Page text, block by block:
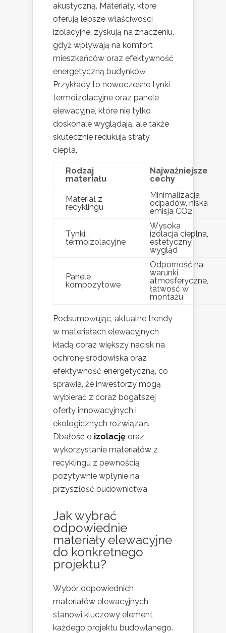
akustyczną. Materiały, które
oferują lepsze właściwości
izolacyjne, zyskują na znaczeniu,
gdyż wpływają na komfort
mieszkańców oraz efektywność
energetyczną budynków.
Przykłady to nowoczesne tynki
termoizolacyjne oraz panele
elewacyjne, które nie tylko
doskonale wyglądają, ale także
skutecznie redukują straty
ciepła.
Rodzaj
materiału
Najważniejsze
cechy
Materiał z
recyklingu
Minimalizacja
odpadów, niska
emisja CO2
Tynki
termoizolacyjne
Wysoka
izolacja cieplna,
estetyczny
wygląd
Panele
kompozytowe
Odporność na
warunki
atmosferyczne,
łatwość w
montażu
Podsumowując, aktualne trendy
w materiałach elewacyjnych
kładą coraz większy nacisk na
ochronę środowiska oraz
efektywność energetyczną, co
sprawia, że inwestorzy mogą
wybierać z coraz bogatszej
oferty innowacyjnych i
ekologicznych rozwiązań.
Dbałość o izolację oraz
wykorzystanie materiałów z
recyklingu z pewnością
pozytywnie wpłynie na
przyszłość budownictwa.
Jak wybrać
odpowiednie
materiały elewacyjne
do konkretnego
projektu?
Wybór odpowiednich
materiałów elewacyjnych
stanowi kluczowy element
każdego projektu budowlanego.